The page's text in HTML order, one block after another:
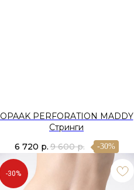
OPAAK PERFORATION MADDY
Стринги
6 720 р.9 600 р. -30%
-30%